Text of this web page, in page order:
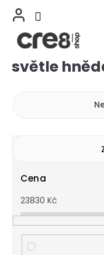
Přejítsvětle
Cena
23830 Kč